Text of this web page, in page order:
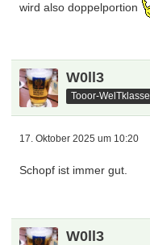
wird also doppelportion
W0ll3
Tooor-WelTklasse
17. Oktober 2025 um 10:20
Schopf ist immer gut.
W0ll3